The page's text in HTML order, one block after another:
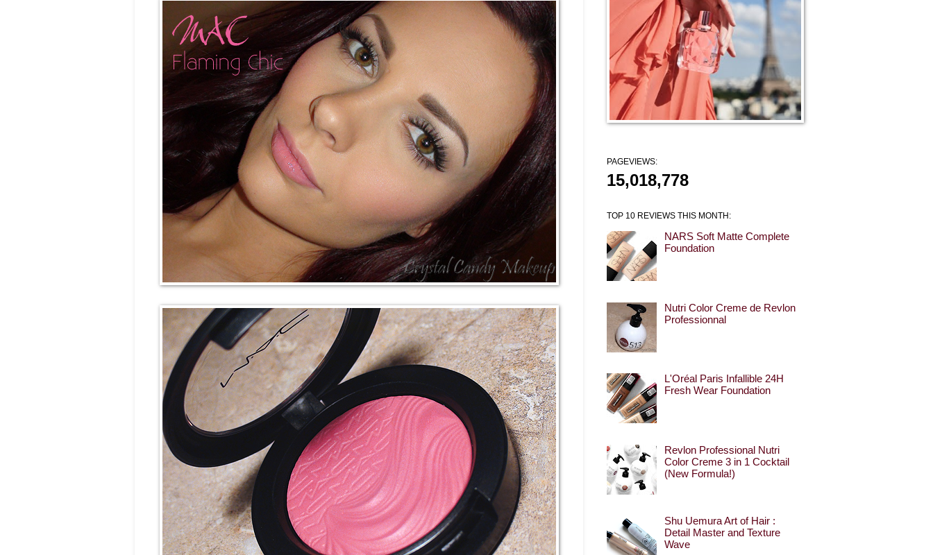
PAGEVIEWS:
15,018,778
TOP 10 REVIEWS THIS MONTH:
NARS Soft Matte Complete
Foundation
Nutri Color Creme de Revlon
Professionnal
L'Oréal Paris Infallible 24H
Fresh Wear Foundation
Revlon Professional Nutri
Color Creme 3 in 1 Cocktail
(New Formula!)
Shu Uemura Art of Hair :
Detail Master and Texture
Wave